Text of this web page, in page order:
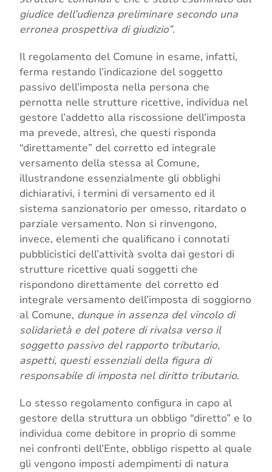
giudice dell’udienza preliminare secondo una
erronea prospettiva di giudizio”.
Il regolamento del Comune in esame, infatti,
ferma restando l’indicazione del soggetto
passivo dell’imposta nella persona che
pernotta nelle strutture ricettive, individua nel
gestore l’addetto alla riscossione dell’imposta
ma prevede, altresì, che questi risponda
“direttamente” del corretto ed integrale
versamento della stessa al Comune,
illustrandone essenzialmente gli obblighi
dichiarativi, i termini di versamento ed il
sistema sanzionatorio per omesso, ritardato o
parziale versamento. Non si rinvengono,
invece, elementi che qualificano i connotati
pubblicistici dell’attività svolta dai gestori di
strutture ricettive quali soggetti che
rispondono direttamente del corretto ed
integrale versamento dell’imposta di soggiorno
al Comune, dunque in assenza del vincolo di
solidarietà e del potere di rivalsa verso il
soggetto passivo del rapporto tributario,
aspetti, questi essenziali della figura di
responsabile di imposta nel diritto tributario.
Lo stesso regolamento configura in capo al
gestore della struttura un obbligo “diretto” e lo
individua come debitore in proprio di somme
nei confronti dell’Ente, obbligo rispetto al quale
gli vengono imposti adempimenti di natura